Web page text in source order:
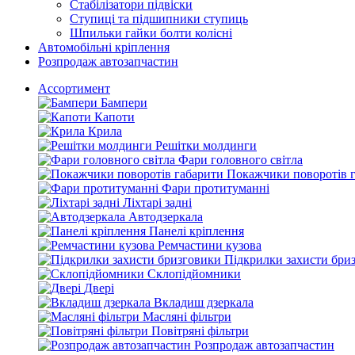
Стабілізатори підвіски
Ступиці та підшипники ступиць
Шпильки гайки болти колісні
Автомобільні кріплення
Розпродаж автозапчастин
Ассортимент
Бампери
Капоти
Крила
Решітки молдинги
Фари головного світла
Покажчики поворотів
Фари протитуманні
Ліхтарі задні
Автодзеркала
Панелі кріплення
Ремчастини кузова
Підкрилки захисти
Склопідйомники
Двері
Вкладиш дзеркала
Масляні фільтри
Повітряні фільтри
Розпродаж автозапчастин